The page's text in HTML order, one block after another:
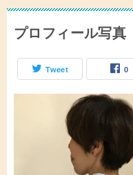
プロフィール写真
Tweet 0